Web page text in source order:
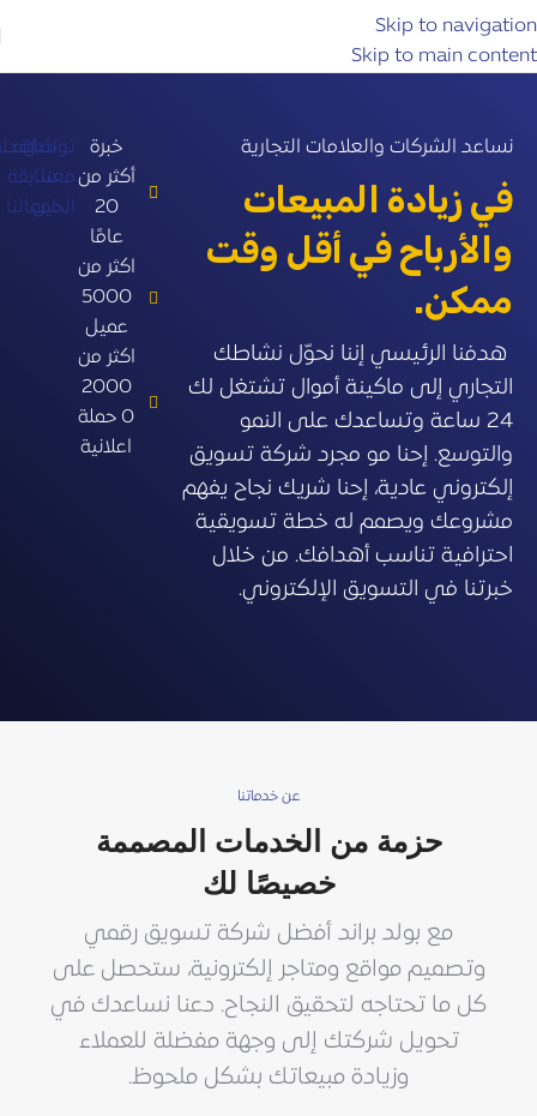
Skip to navigation
Skip to main content
نساعد الشركات والعلامات التجارية ​
في زيادة المبيعات
والأرباح في أقل وقت
ممكن.
هدفنا الرئيسي إننا نحوّل نشاطك
التجاري إلى ماكينة أموال تشتغل لك
24 ساعة وتساعدك على النمو
والتوسع. إحنا مو مجرد شركة تسويق
إلكتروني عادية، إحنا شريك نجاح يفهم
مشروعك ويصمم له خطة تسويقية
احترافية تناسب أهدافك. من خلال
خبرتنا في التسويق الإلكتروني.
خبرة
أكثر من
20
عامًا
اكثر من
5000
عميل
اكثر من
2000
0 حملة
اعلانية
تواصل
معنا
الحين
شاهد
سابقة
اعمالنا
عن خدماتنا
حزمة من الخدمات المصممة
خصيصًا لك
مع بولد براند أفضل شركة تسويق رقمي
وتصميم مواقع ومتاجر إلكترونية، ستحصل على
كل ما تحتاجه لتحقيق النجاح. دعنا نساعدك في
تحويل شركتك إلى وجهة مفضلة للعملاء
وزيادة مبيعاتك بشكل ملحوظ.